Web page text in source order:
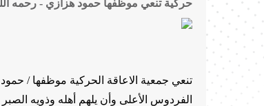
حركية تنعي موظفها حمود هزازي - رحمه
تنعي جمعية الاعاقة الحركية موظفها /
الفردوس الأعلى وأن يلهم أهله وذويه